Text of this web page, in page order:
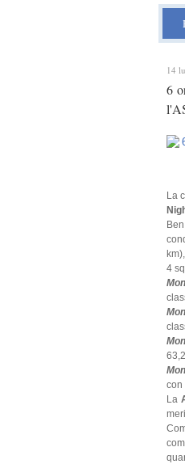
14
6
La
km),
4
con
La